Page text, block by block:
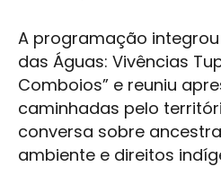
A programação
das Águas: Vivências
Comboios” e reuniu
caminhadas pelo
conversa sobre
ambiente e direitos